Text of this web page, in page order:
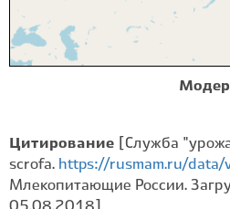
Цитирование
[Служба
scrofa. https://rusmam.ru/
Млекопитающие России.